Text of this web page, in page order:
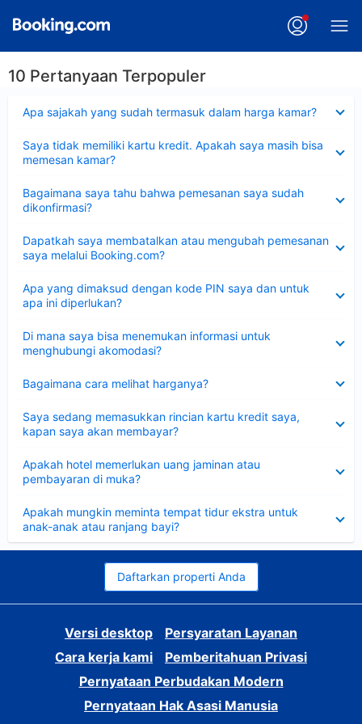
10 Pertanyaan Terpopuler
Apa sajakah yang sudah termasuk dalam harga kamar?
Saya tidak memiliki kartu kredit. Apakah saya masih bisa
memesan kamar?
Bagaimana saya tahu bahwa pemesanan saya sudah
dikonfirmasi?
Dapatkah saya membatalkan atau mengubah pemesanan
saya melalui Booking.com?
Apa yang dimaksud dengan kode PIN saya dan untuk
apa ini diperlukan?
Di mana saya bisa menemukan informasi untuk
menghubungi akomodasi?
Bagaimana cara melihat harganya?
Saya sedang memasukkan rincian kartu kredit saya,
kapan saya akan membayar?
Apakah hotel memerlukan uang jaminan atau
pembayaran di muka?
Apakah mungkin meminta tempat tidur ekstra untuk
anak-anak atau ranjang bayi?
Daftarkan properti Anda
Versi desktop
Persyaratan Layanan
Cara kerja kami
Pemberitahuan Privasi
Pernyataan Perbudakan Modern
Pernyataan Hak Asasi Manusia